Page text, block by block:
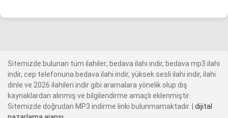
Sitemizde bulunan tüm ilahiler; bedava ilahi indir, bedava mp3 ilahi
indir, cep telefonuna bedava ilahi indir, yüksek sesli ilahi indir, ilahi
dinle ve 2026 ilahileri indir gibi aramalara yönelik olup dış
kaynaklardan alınmış ve bilgilendirme amaçlı eklenmiştir.
Sitemizde doğrudan MP3 indirme linki bulunmamaktadır. | dijital